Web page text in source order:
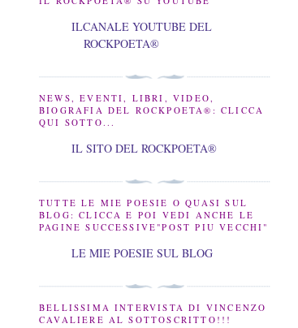
ILCANALE YOUTUBE DEL
ROCKPOETA®
NEWS, EVENTI, LIBRI, VIDEO,
BIOGRAFIA DEL ROCKPOETA®: CLICCA
QUI SOTTO...
IL SITO DEL ROCKPOETA®
TUTTE LE MIE POESIE O QUASI SUL
BLOG: CLICCA E POI VEDI ANCHE LE
PAGINE SUCCESSIVE"POST PIU VECCHI"
LE MIE POESIE SUL BLOG
BELLISSIMA INTERVISTA DI VINCENZO
CAVALIERE AL SOTTOSCRITTO!!!